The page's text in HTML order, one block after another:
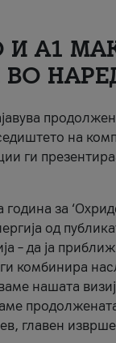
A1
на
ги
за
од
– да ја
комбинира
нашата
главен